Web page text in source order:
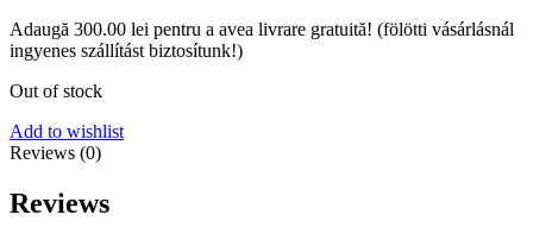
Adaugă 300.00 lei pentru a avea livrare gratuită! (fölötti vásárlásnál
ingyenes szállítást biztosítunk!)
Out of stock
Add to wishlist
Reviews (0)
Reviews